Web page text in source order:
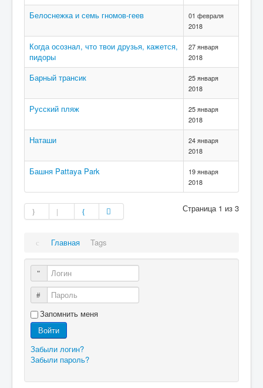
Белоснежка и семь гномов-геев
01 февраля
2018
Когда осознал, что твои друзья, кажется,
пидоры
27 января
2018
Барный трансик
25 января
2018
Русский пляж
25 января
2018
Наташи
24 января
2018
Башня Pattaya Park
19 января
2018
Страница 1 из 3
Главная Tags
Логин
Пароль
Запомнить меня
Войти
Забыли логин?
Забыли пароль?